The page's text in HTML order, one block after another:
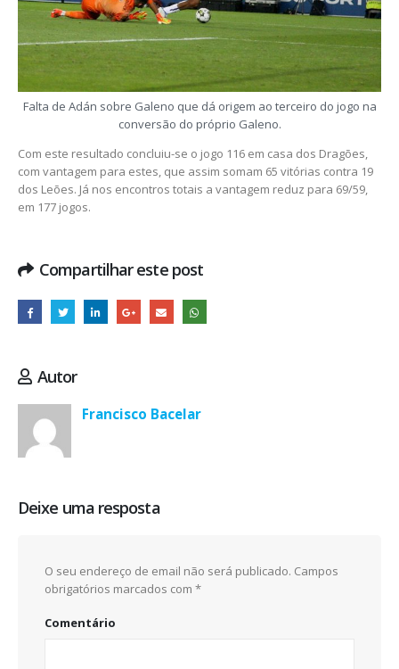
Falta de Adán sobre Galeno que dá origem ao terceiro do jogo na
conversão do próprio Galeno.
Com este resultado concluiu-se o jogo 116 em casa dos Dragões,
com vantagem para estes, que assim somam 65 vitórias contra 19
dos Leões. Já nos encontros totais a vantagem reduz para 69/59,
em 177 jogos.
Compartilhar este post
Autor
Francisco Bacelar
Deixe uma resposta
O seu endereço de email não será publicado. Campos
obrigatórios marcados com *
Comentário